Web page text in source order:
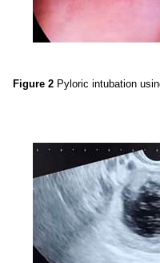
Figure 2 Pyloric intubation